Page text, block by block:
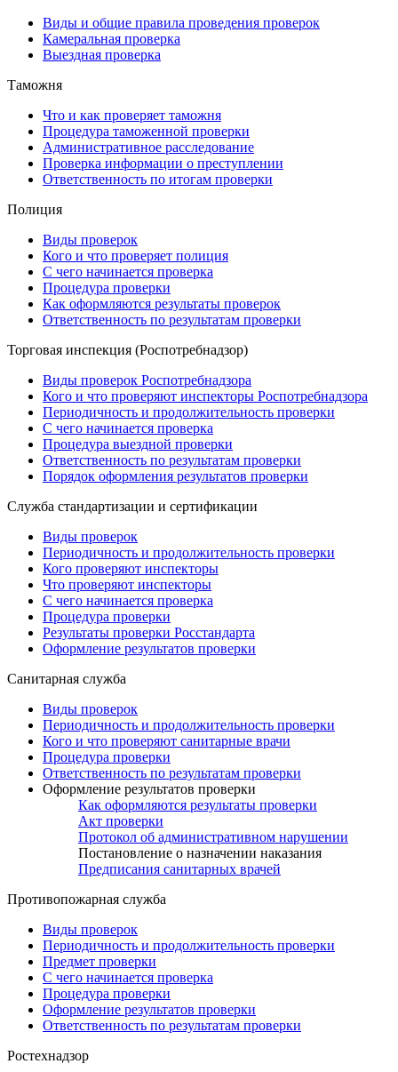
Виды и общие правила проведения проверок
Камеральная проверка
Выездная проверка
Таможня
Что и как проверяет таможня
Процедура таможенной проверки
Административное расследование
Проверка информации о преступлении
Ответственность по итогам проверки
Полиция
Виды проверок
Кого и что проверяет полиция
С чего начинается проверка
Процедура проверки
Как оформляются результаты проверок
Ответственность по результатам проверки
Торговая инспекция (Роспотребнадзор)
Виды проверок Роспотребнадзора
Кого и что проверяют инспекторы Роспотребнадзора
Периодичность и продолжительность проверки
С чего начинается проверка
Процедура выездной проверки
Ответственность по результатам проверки
Порядок оформления результатов проверки
Служба стандартизации и сертификации
Виды проверок
Периодичность и продолжительность проверки
Кого проверяют инспекторы
Что проверяют инспекторы
С чего начинается проверка
Процедура проверки
Результаты проверки Росстандарта
Оформление результатов проверки
Санитарная служба
Виды проверок
Периодичность и продолжительность проверки
Кого и что проверяют санитарные врачи
Процедура проверки
Ответственность по результатам проверки
Оформление результатов проверки
Как оформляются результаты проверки
Акт проверки
Протокол об административном нарушении
Постановление о назначении наказания
Предписания санитарных врачей
Противопожарная служба
Виды проверок
Периодичность и продолжительность проверки
Предмет проверки
С чего начинается проверка
Процедура проверки
Оформление результатов проверки
Ответственность по результатам проверки
Ростехнадзор